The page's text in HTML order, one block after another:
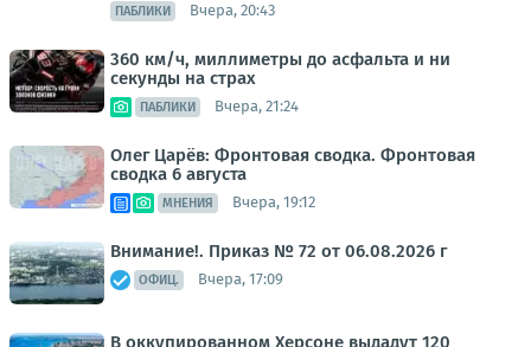
ПАБЛИКИ Вчера, 20:43
360 км/ч, миллиметры до асфальта и ни
секунды на страх
ПАБЛИКИ Вчера, 21:24
Олег Царёв: Фронтовая сводка. Фронтовая
сводка 6 августа
МНЕНИЯ Вчера, 19:12
Внимание!. Приказ № 72 от 06.08.2026 г
ОФИЦ. Вчера, 17:09
В оккупированном Херсоне выдадут 120